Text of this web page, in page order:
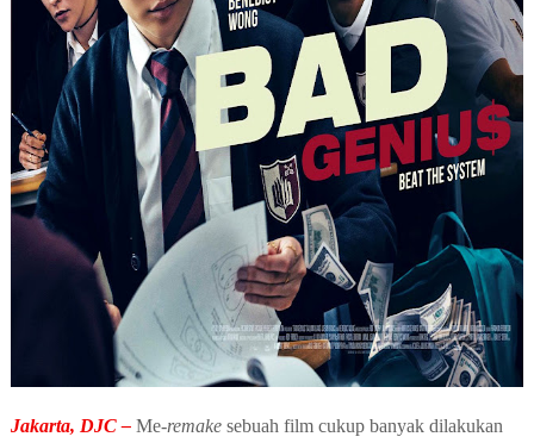
Jakarta, DJC –Me-remakesebuah film cukup banyak dilakukan